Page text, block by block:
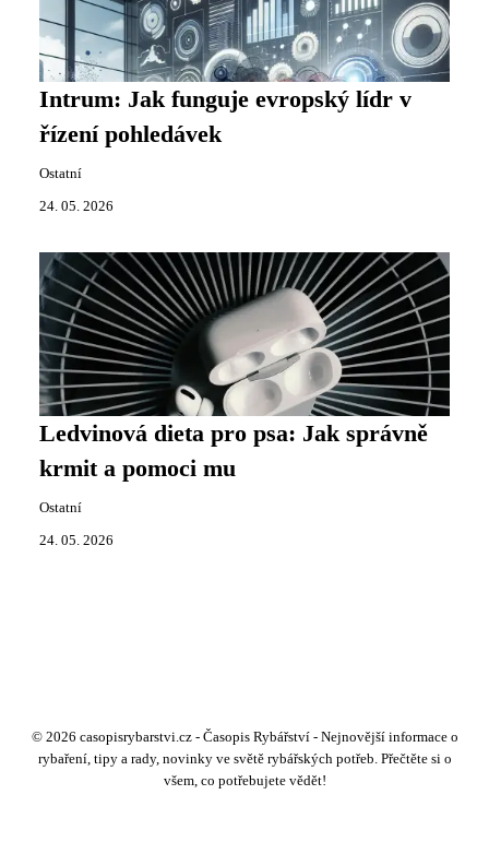
Intrum: Jak funguje evropský lídr v
řízení pohledávek
Ostatní
24. 05. 2026
Ledvinová dieta pro psa: Jak správně
krmit a pomoci mu
Ostatní
24. 05. 2026
© 2026 casopisrybarstvi.cz - Časopis Rybářství - Nejnovější informace o
rybaření, tipy a rady, novinky ve světě rybářských potřeb. Přečtěte si o
všem, co potřebujete vědět!